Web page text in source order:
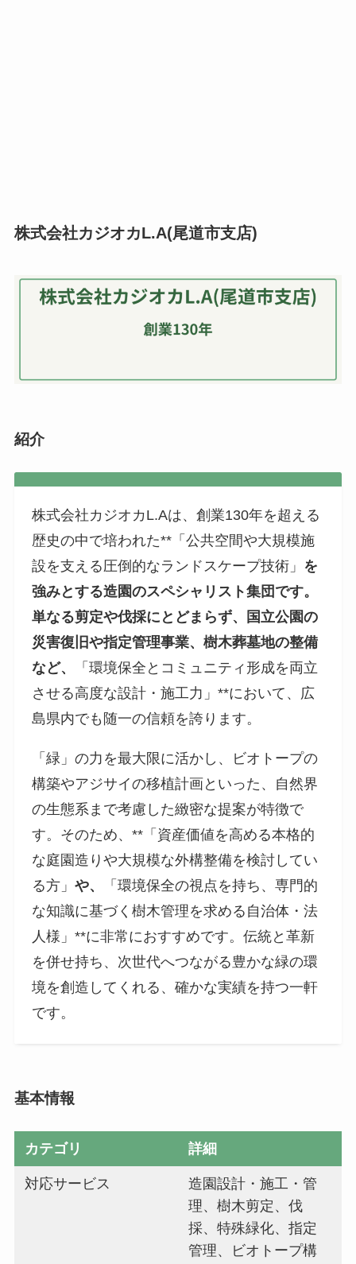
株式会社カジオカL.A(尾道市支店)
紹介
株式会社カジオカL.Aは、創業130年を超える
歴史の中で培われた**「公共空間や大規模施
設を支える圧倒的なランドスケープ技術」 を
強みとする造園のスペシャリスト集団です。
単なる剪定や伐採にとどまらず、国立公園の
災害復旧や指定管理事業、樹木葬墓地の整備
など、
「環境保全とコミュニティ形成を両立
させる高度な設計・施工力」**において、広
島県内でも随一の信頼を誇ります。
「緑」の力を最大限に活かし、ビオトープの
構築やアジサイの移植計画といった、自然界
の生態系まで考慮した緻密な提案が特徴で
す。そのため、**「資産価値を高める本格的
な庭園造りや大規模な外構整備を検討してい
る方」や、
「環境保全の視点を持ち、専門的
な知識に基づく樹木管理を求める自治体・法
人様」**に非常におすすめです。伝統と革新
を併せ持ち、次世代へつながる豊かな緑の環
境を創造してくれる、確かな実績を持つ一軒
です。
基本情報
カテゴリ 詳細
対応サービス
造園設計・施工・管
理、樹木剪定、伐
採、特殊緑化、指定
管理、ビオトープ構